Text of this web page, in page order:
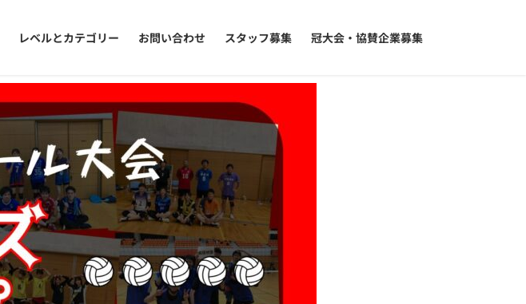
レベルとカテゴリー お問い合わせ スタッフ募集 冠大会・協賛企業募集